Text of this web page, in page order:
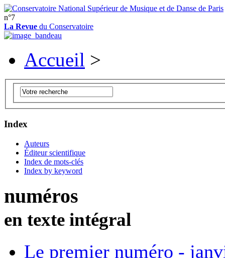
n°7
La Revue du Conservatoire
Accueil >
Index
Auteurs
Éditeur scientifique
Index de mots-clés
Index by keyword
numéros
en texte intégral
Le premier numéro -